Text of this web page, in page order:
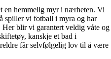
en hemmelig myr i nærheten. Vi
spiller vi fotball i myra og har
Her blir vi garantert veldig våte og
kanskje et bad i
får selvfølgelig lov til å være